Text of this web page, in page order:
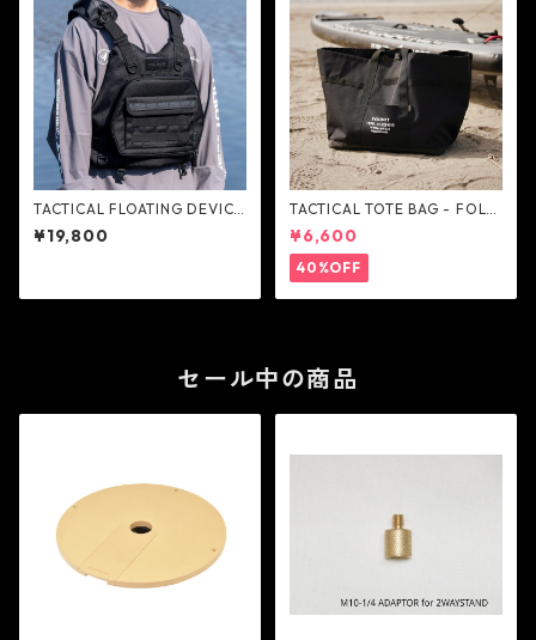
TACTICAL FLOATING DEVICE
- FOLBOT
¥19,800
TACTICAL TOTE BAG - FOLB
OT
¥6,600
40%OFF
セール中の商品